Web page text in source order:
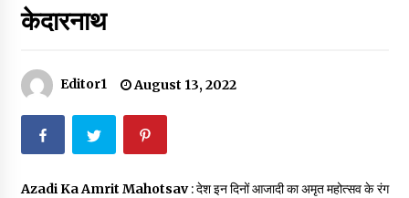
May 18, 2022
Thought Of The Day 17 May
May 17, 2022
केदारनाथ
Editor1 August 13, 2022
Azadi Ka Amrit Mahotsav: देश इन दिनों आजादी का अमृत महोत्सव के रंग